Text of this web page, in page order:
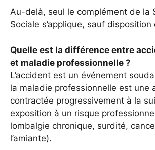
Au-delà, seul le complément de la
Sociale s’applique, sauf disposition
Quelle est la différence entre
et maladie professionnelle ?
L’accident est un événement
la maladie professionnelle est une
contractée progressivement à la
exposition à un risque
lombalgie chronique, surdité,
l’amiante).